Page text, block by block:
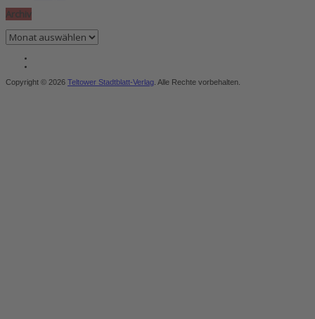
Archiv
Archiv
Copyright © 2026 Teltower Stadtblatt-Verlag . Alle Rechte vorbehalten.